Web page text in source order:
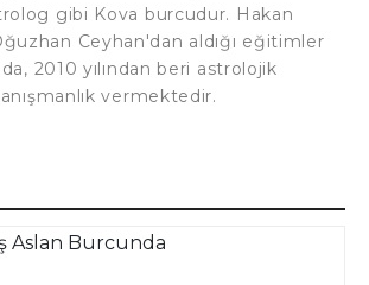
gibi Kova burcudur. Hakan
Ceyhan'dan aldığı eğitimler
2010 yılından beri astrolojik
vermektedir.
Aslan Burcunda